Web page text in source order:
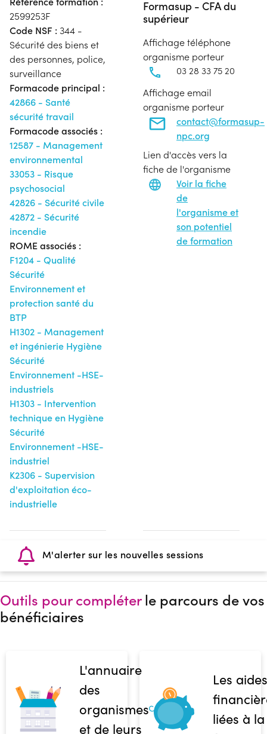
2599253F
Code NSF : 344 -
Sécurité des biens et
des personnes, police,
surveillance
Formacode principal :
42866 - Santé
sécurité travail
Formacode associés :
12587 - Management
environnemental
33053 - Risque
psychosocial
42826 - Sécurité civile
42872 - Sécurité
incendie
ROME associés :
F1204 - Qualité
Sécurité
Environnement et
protection santé du
BTP
H1302 - Management
et ingénierie Hygiène
Sécurité
Environnement -HSE-
industriels
H1303 - Intervention
technique en Hygiène
Sécurité
Environnement -HSE-
industriel
K2306 - Supervision
d'exploitation éco-
industrielle
Formasup - CFA du
supérieur
Affichage téléphone
organisme porteur
03 28 33 75 20
Affichage email
organisme porteur
contact@formasup-
npc.org
Lien d'accès vers la
fiche de l'organisme
Voir la fiche
de
l'organisme et
son potentiel
de formation
M'alerter sur les nouvelles sessions
Outils pour compléterle parcours de vos
bénéficiaires
L'annuaire
des
organismes
et de leurs
Les aides
liées à la